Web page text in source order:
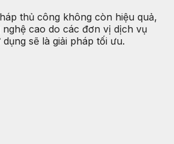
thủ công không còn hiệu quả,
cao do các đơn vị dịch vụ
sẽ là giải pháp tối ưu.